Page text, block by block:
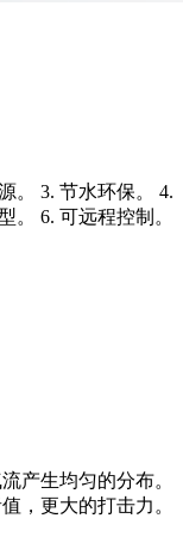
。 3. 节水环保。 4.
。 6. 可远程控制。
产生均匀的分布。
，更大的打击力。